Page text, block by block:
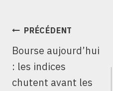
NAVIGATION
L’ARTICLE
PRÉCÉDENT
Bourse aujourd’hui
: les indices
chutent avant les